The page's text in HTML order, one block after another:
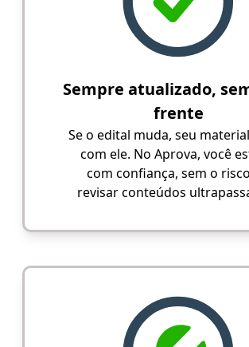
Sempre atualizado,
frente
Se o edital muda, seu
com ele. No Aprova, você
com confiança, sem o
revisar conteúdos